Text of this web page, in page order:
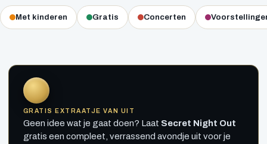
Met kinderen Gratis Concerten
GRATIS EXTRAATJE VAN UIT
Geen idee wat je gaat doen? Laat Secret Night Out
gratis een compleet, verrassend avondje uit voor je